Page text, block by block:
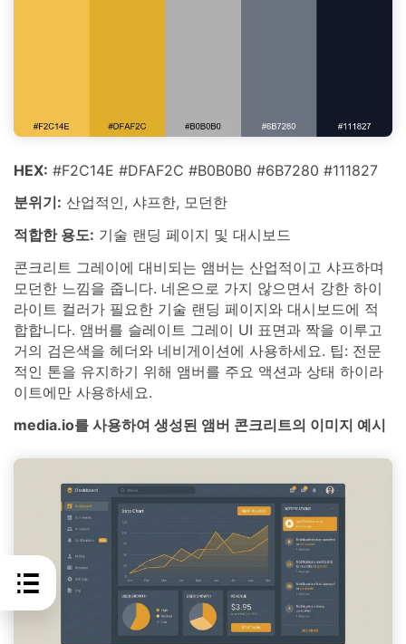
HEX: #F2C14E #DFAF2C #B0B0B0 #6B7280 #111827
분위기: 산업적인, 샤프한, 모던한
적합한 용도: 기술 랜딩 페이지 및 대시보드
콘크리트 그레이에 대비되는 앰버는 산업적이고 샤프하며
모던한 느낌을 줍니다. 네온으로 가지 않으면서 강한 하이
라이트 컬러가 필요한 기술 랜딩 페이지와 대시보드에 적
합합니다. 앰버를 슬레이트 그레이 UI 표면과 짝을 이루고
거의 검은색을 헤더와 네비게이션에 사용하세요. 팁: 전문
적인 톤을 유지하기 위해 앰버를 주요 액션과 상태 하이라
이트에만 사용하세요.
media.io를 사용하여 생성된 앰버 콘크리트의 이미지 예시